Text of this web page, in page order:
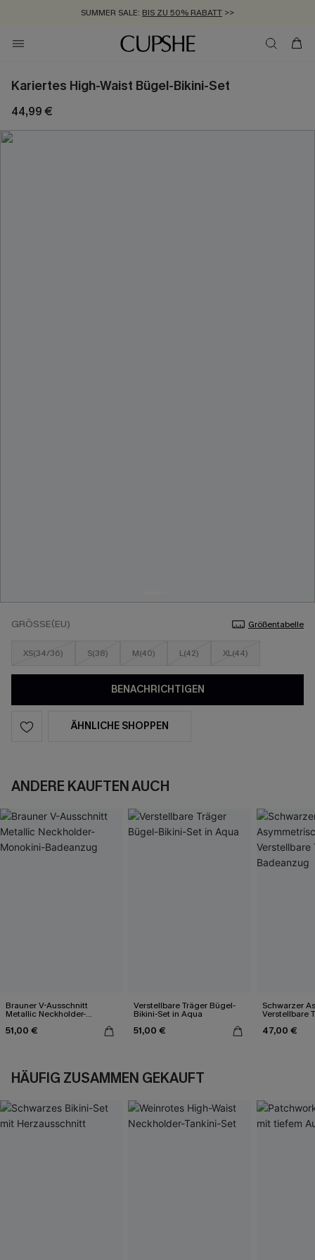
SUMMER SALE: BIS ZU 50% RABATT >>
ZUM NEWSLETTER:BIS ZU -20% EXTRA ERHALTEN
KOSTENLOSER VERSAND AB 89 €
Kariertes High-Waist Bügel-Bikini-Set
44,99 €
GRÖSSE(EU) Größentabelle
XS(34/36) S(38) M(40) L(42) XL(44)
BENACHRICHTIGEN
ÄHNLICHE SHOPPEN
ANDERE KAUFTEN AUCH
Brauner V-Ausschnitt
Metallic Neckholder-
51,00 €
Verstellbare Träger Bügel-
Bikini-Set in Aqua
51,00 €
Schwarzer
Verstellbare
47,00 €
HÄUFIG ZUSAMMEN GEKAUFT